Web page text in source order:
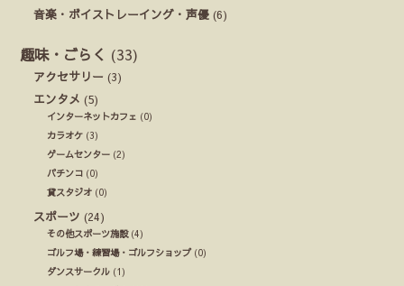
音楽・ボイストレーイング・声優 (6)
趣味・ごらく (33)
アクセサリー (3)
エンタメ (5)
インターネットカフェ (0)
カラオケ (3)
ゲームセンター (2)
パチンコ (0)
貸スタジオ (0)
スポーツ (24)
その他スポーツ施設(4)
ゴルフ場・練習場・ゴルフショップ(0)
ダンスサークル (1)